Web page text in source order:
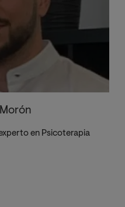
en Psicoterapia